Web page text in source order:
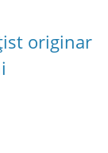
originar